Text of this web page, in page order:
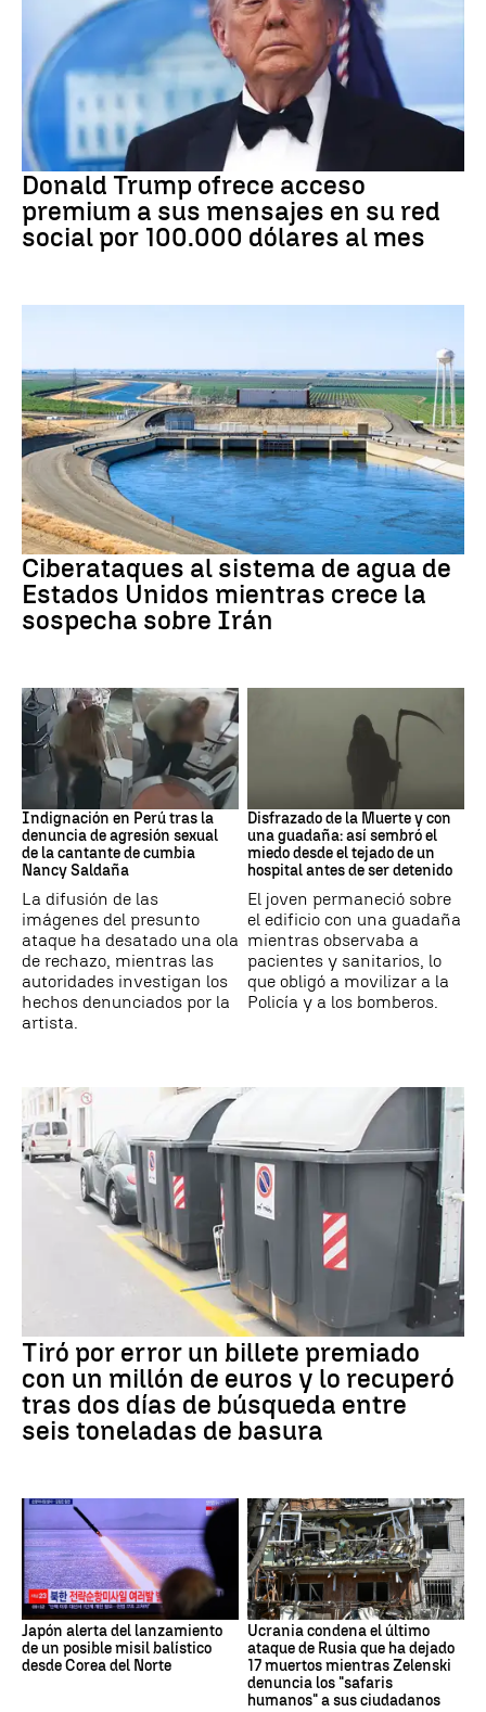
DONALD TRUMP
Donald Trump ofrece acceso
premium a sus mensajes en su red
social por 100.000 dólares al mes
Guerra Irán
Ciberataques al sistema de agua de
Estados Unidos mientras crece la
sospecha sobre Irán
Indignación en Perú tras la
denuncia de agresión sexual
de la cantante de cumbia
Nancy Saldaña
La difusión de las
imágenes del presunto
ataque ha desatado una ola
de rechazo, mientras las
autoridades investigan los
hechos denunciados por la
artista.
Disfrazado de la Muerte y con
una guadaña: así sembró el
miedo desde el tejado de un
hospital antes de ser detenido
El joven permaneció sobre
el edificio con una guadaña
mientras observaba a
pacientes y sanitarios, lo
que obligó a movilizar a la
Policía y a los bomberos.
Tiró por error un billete premiado
con un millón de euros y lo recuperó
tras dos días de búsqueda entre
seis toneladas de basura
Japón alerta del lanzamiento
de un posible misil balístico
desde Corea del Norte
Ucrania condena el último
ataque de Rusia que ha dejado
17 muertos mientras Zelenski
denuncia los "safaris
humanos" a sus ciudadanos